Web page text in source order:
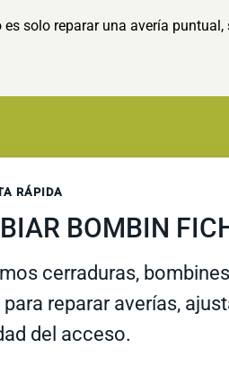
es solo reparar una avería
RÁPIDA
BOMBIN
cerraduras,
reparar averías,
del acceso.